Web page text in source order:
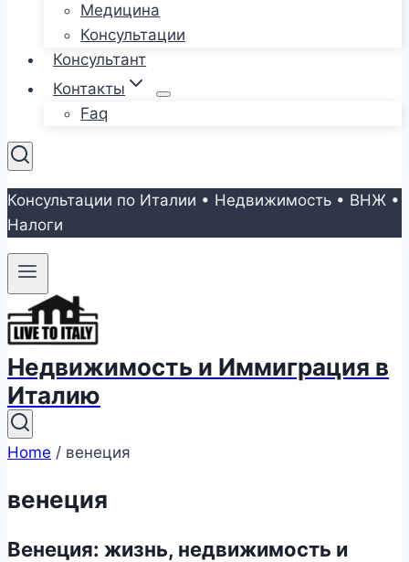
Медицина
Консультации
Консультант
Контакты
Faq
Консультации по Италии • Недвижимость • ВНЖ •
Налоги
Недвижимость и Иммиграция в
Италию
Home / венеция
венеция
Венеция: жизнь, недвижимость и